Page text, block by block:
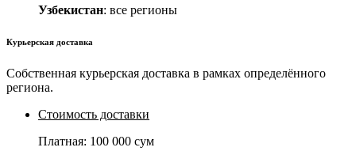
Узбекистан: все регионы
Курьерская доставка
Собственная курьерская доставка в рамках определённого
региона.
Стоимость доставки
Платная: 100 000 сум